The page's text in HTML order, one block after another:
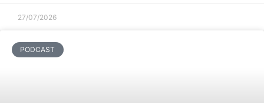
27/07/2026
PODCAST